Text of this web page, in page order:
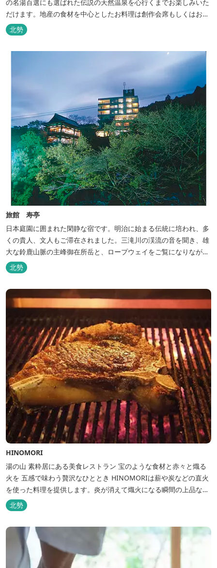
の名湯百選にも選ばれた伝説の天然温泉を心行くまでお楽しみいた
だけます。地産の食材を中心としたお料理は創作会席もしくはお箸
でもお楽しみいただける本格フレンチをお選びいただけ、会席・フ
レンチコースとも同じテーブルにてご賞味いただけます。また館内
やお食事は浴衣姿でお楽しみいただけます。ゆったり、気軽に安心
北勢
旅館 寿亭
日本庭園に囲まれた閑静な宿です。明治に始まる伝統に培われ、多
くの貴人、文人もご滞在されました。三滝川の渓流の音を聞き、雄
大な鈴鹿山脈の主峰御在所岳と、ロープウェイをご覧になりながら
お入りいただく露天風呂は気持ちがいいです。 また、庭園にある昭
和初期の離れの客間を改装した貸切風呂（６タイプ）はレトロクラ
シカルな雰囲気でみなさまに好評をいただいております。夕食は部
屋食の為、お子様連れやカッ...
北勢
HINOMORI
湯の山 素粋居にある美食レストラン 宝のような食材と赤々と熾る
火を 五感で味わう贅沢なひととき HINOMORIは薪や炭などの直火
を使った料理を提供します。炎が消えて熾火になる瞬間の上品な香
りを海産物にまとわせたり、熟成させた上質な牛肉を塊でじっくり
とローストしたり。炎が生み出す味わいの繊細さと豪快さをコース
でお楽しみください。料理監修は、フランスで活躍するシェフ・手
島竜司。探...
北勢